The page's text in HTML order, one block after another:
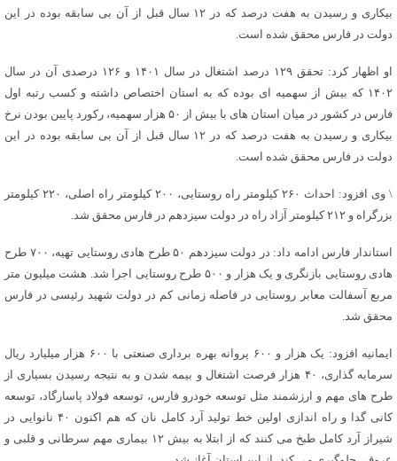
بیکاری و رسیدن به هفت درصد که در ۱۲ سال قبل از آن بی سابقه بوده در این
دولت در فارس محقق شده است.
او اظهار کرد: تحقق ۱۲۹ درصد اشتغال در سال ۱۴۰۱ و ۱۲۶ درصدی آن در سال
۱۴۰۲ که بیش از سهمیه ای بوده که به استان اختصاص داشته و کسب رتبه اول
فارس در کشور در میان استان های با بیش از ۵۰ هزار سهمیه، رکورد پایین بودن نرخ
بیکاری و رسیدن به هفت درصد که در ۱۲ سال قبل از آن بی سابقه بوده در این
دولت در فارس محقق شده است.
\ وی افزود: احداث ۲۶۰ کیلومتر راه روستایی، ۲۰۰ کیلومتر راه اصلی، ۲۲۰ کیلومتر
بزرگراه و ۲۱۲ کیلومتر آزاد راه در دولت سیزدهم در فارس محقق شد.
استاندار فارس ادامه داد: در دولت سیزدهم ۵۰ طرح هادی روستایی تهیه، ۷۰۰ طرح
هادی روستایی بازنگری و یک هزار و ۵۰۰ طرح روستایی اجرا شد. هشت میلیون متر
مربع آسفالت معابر روستایی در فاصله زمانی کم در دولت شهید رئیسی در فارس
محقق شد.
ایمانیه افزود: یک هزار و ۶۰۰ پروانه بهره برداری صنعتی با ۶۰۰ هزار میلیارد ریال
سرمایه گذاری، ۴۰ هزار فرصت اشتغال و بیمه شدن و به نتیجه رسیدن بسیاری از
طرح های مهم و ارزشمند مثل توسعه خودرو فارس، توسعه فولاد پاسارگاد، توسعه
کانی گدا و راه اندازی اولین خط تولید آرد کامل نان که هم اکنون ۴۰ نانوایی در
شیراز آرد کامل طبخ می کنند که از ابتلا به بیش ۱۲ بیماری مهم سرطانی و قلبی و